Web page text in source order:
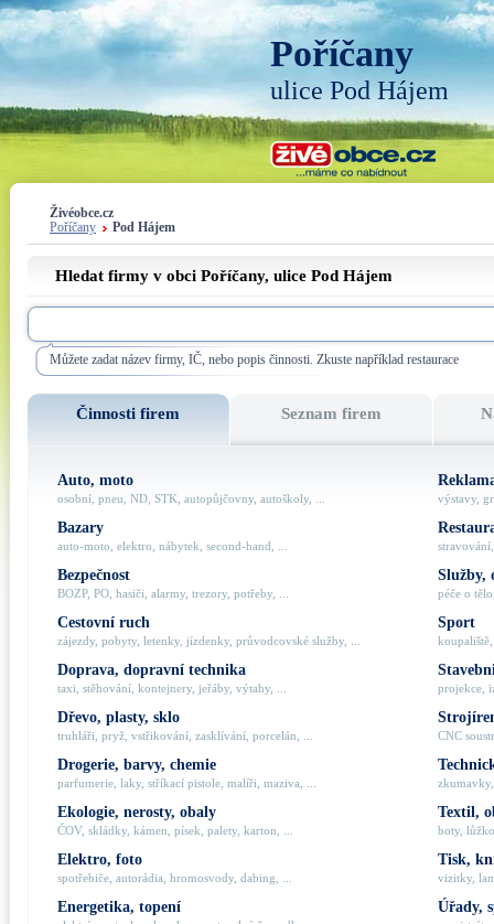
Poříčany
ulice Pod Hájem
Živéobce.cz
Poříčany
Pod Hájem
Hledat firmy v obci Poříčany, ulice Pod Hájem
Můžete zadat název firmy, IČ, nebo popis činnosti. Zkuste například restaurace
Činnosti firem Seznam firem
Auto, moto
osobní, pneu, ND, STK, autopůjčovny, autoškoly, ...
Bazary
auto-moto, elektro, nábytek, second-hand, ...
Bezpečnost
BOZP, PO, hasiči, alarmy, trezory, potřeby, ...
Cestovní ruch
zájezdy, pobyty, letenky, jízdenky, průvodcovské služby, ...
Doprava, dopravní technika
taxi, stěhování, kontejnery, jeřáby, výtahy, ...
Dřevo, plasty, sklo
truhláři, pryž, vstřikování, zasklívání, porcelán, ...
Drogerie, barvy, chemie
parfumerie, laky, stříkací pistole, malíři, maziva, ...
Ekologie, nerosty, obaly
ČOV, skládky, kámen, písek, palety, karton, ...
Elektro, foto
spotřebiče, autorádia, hromosvody, dabing, ...
Energetika, topení
výstavy,
Služby,
péče o
Sport
projekce,
CNC
Textil,
boty,
Tisk,
vizitky,
Úřady,